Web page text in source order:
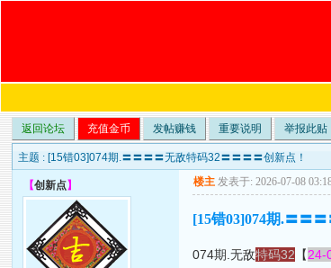
返回论坛 充值金币 发帖赚钱 重要说明 举报此贴
主题 : [15错03]074期.〓〓〓〓无敌特码32〓〓〓〓创新点！
【创新点】 楼主 发表于: 2026-07-08
[15错03]074期.〓〓
074期.无敌特码32 【24-